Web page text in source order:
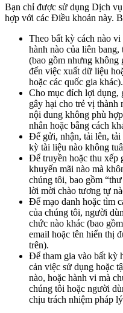
Bạn chỉ được sử dụng Dịch
hợp với các Điều khoản này.
Theo bất kỳ cách nào
hành nào của liên
(bao gồm nhưng không
đến việc xuất dữ liệu
hoặc các quốc gia khác).
Cho mục đích lợi dụng,
gây hại cho trẻ vị thành
nội dung không phù
nhân hoặc bằng cách
Để gửi, nhận, tải lên, tải
kỳ tài liệu nào không
Để truyền hoặc thu xếp
khuyến mãi nào mà
chúng tôi, bao gồm
lời mời chào tương tự
Để mạo danh hoặc tìm
của chúng tôi, người
chức nào khác (bao
email hoặc tên hiển thị
trên).
Để tham gia vào bất kỳ
cản việc sử dụng hoặc
nào, hoặc hành vi mà
chúng tôi hoặc người
chịu trách nhiệm pháp